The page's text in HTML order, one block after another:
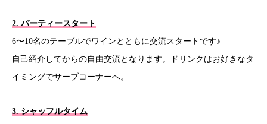
2. パーティースタート
6〜10名のテーブルでワインとともに交流スタートです♪
自己紹介してからの自由交流となります。ドリンクはお好きなタ
イミングでサーブコーナーへ。
3. シャッフルタイム